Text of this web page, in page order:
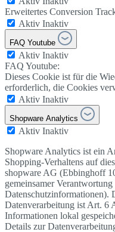
Erweitertes Conversion
Aktiv Inaktiv
FAQ Youtube
Aktiv Inaktiv
FAQ Youtube:
Dieses Cookie ist für die
erforderlich, die Cookies
Aktiv Inaktiv
Shopware Analytics
Aktiv Inaktiv
Shopware Analytics ist ein
Shopping-Verhaltens auf
shopware AG (Ebbinghoff
gemeinsamer
Datenschutzinformationen).
Datenverarbeitung ist Art. 6
Informationen lokal
Details zur